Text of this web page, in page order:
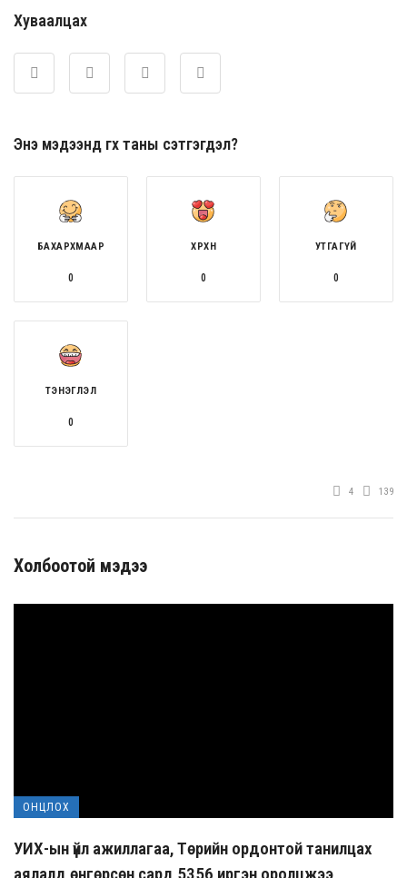
Хуваалцах
Энэ мэдээнд өгөх таны сэтгэгдэл?
БАХАРХМААР
0
ХӨӨРХӨН
0
УТГАГҮЙ
0
ТЭНЭГЛЭЛ
0
4 139
Холбоотой мэдээ
ОНЦЛОХ
УИХ-ын үйл ажиллагаа, Төрийн ордонтой танилцах
аялалд өнгөрсөн сард 5356 иргэн оролцжээ